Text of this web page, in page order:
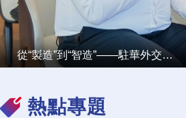
從“製造”到“智造”——駐華外交官在安徽見證中國汽車産業的創新蝶變
熱點專題